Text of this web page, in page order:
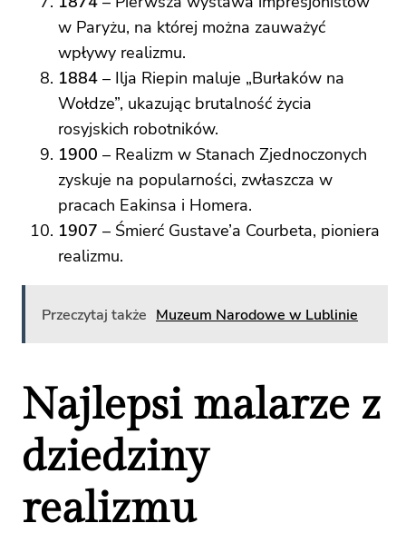
w Paryżu, na której można zauważyć
wpływy realizmu.
1884 – Ilja Riepin maluje „Burłaków na
Wołdze”, ukazując brutalność życia
rosyjskich robotników.
1900 – Realizm w Stanach Zjednoczonych
zyskuje na popularności, zwłaszcza w
pracach Eakinsa i Homera.
1907 – Śmierć Gustave’a Courbeta, pioniera
realizmu.
Przeczytaj także Muzeum Narodowe w Lublinie
Najlepsi malarze z
dziedziny
realizmu